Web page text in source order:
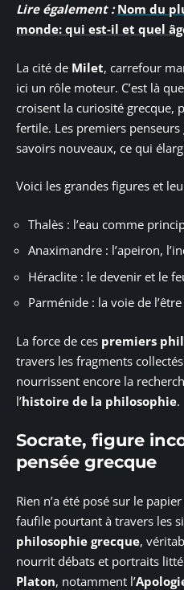
Lire également : Nom du
monde: qui est-il et quel
La cité de Milet, carrefour
ici un rôle moteur. C’est là
croisent la curiosité grecque,
fertile. Les premiers
savoirs nouveaux, ce qui
Voici les grandes figures et
Thalès : l’eau comme
Anaximandre : l’apeiron,
Héraclite : le devenir et le
Parménide : la voie de l’être
La force de ces premiers
travers les fragments
nourrissent encore la
l’histoire de la philosophie.
Socrate, figure
pensée grecque
Rien n’a été posé sur le
faufile pourtant à travers les
philosophie grecque,
nourrit débats et portraits
Platon, notamment l’